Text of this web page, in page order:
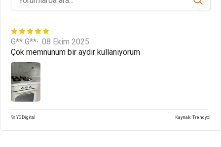
G** G**
08 Ekim 2025
Çok memnunum bir aydır kullanıyorum
🚀 YGDigital Kaynak: Trendyol